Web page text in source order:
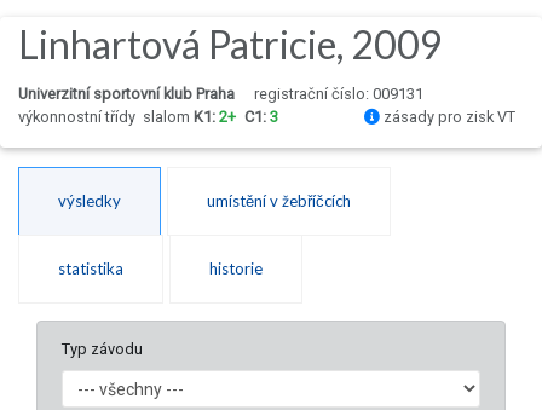
Linhartová Patricie, 2009
Univerzitní sportovní klub Praha
registrační číslo: 009131
výkonnostní třídy slalom K1: 2+ C1: 3 zásady pro zisk VT
výsledky umístění v žebříčcích
statistika historie
Typ závodu